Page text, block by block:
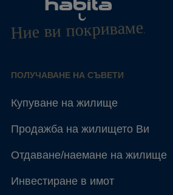
Ние ви покриваме.
ПОЛУЧАВАНЕ НА СЪВЕТИ
Купуване на жилище
Продажба на жилището Ви
Отдаване/наемане на жилище
Инвестиране в имот